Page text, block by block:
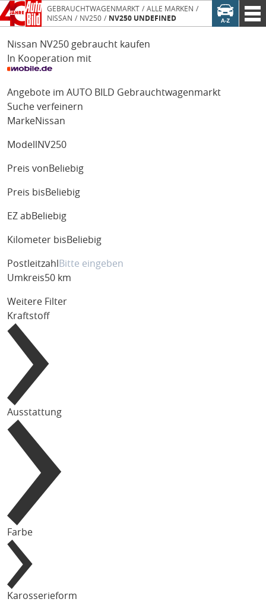
GEBRAUCHTWAGENMARKT
ALLE MARKEN
NISSAN
NV250 NV250 UNDEFINED
Nissan NV250 gebraucht kaufen
In Kooperation mit
Angebote im AUTO BILD Gebrauchtwagenmarkt
Suche verfeinern
MarkeNissan
Modell NV250
Preis von Beliebig
Preis bis Beliebig
EZ ab Beliebig
Kilometer bis Beliebig
Postleitzahl
Umkreis50 km
Weitere Filter
Kraftstoff
Ausstattung
Farbe
Karosserieform